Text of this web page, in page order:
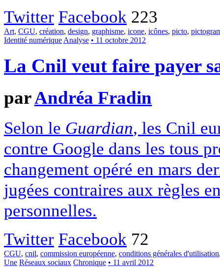
Twitter Facebook 223
Art, CGU, création, design, graphisme, icone, icônes, picto,
Identité numériqueAnalyse • 11 octobre 2012
La Cnil veut faire payer
parAndréa Fradin
Selon le Guardian, les Cnil
contre Google dans les tous
changement opéré en mars
jugées contraires aux règles
personnelles.
Twitter Facebook 72
CGU, cnil, commission européenne, conditions générales d'utilisation
Une Réseaux sociaux Chronique • 11 avril 2012